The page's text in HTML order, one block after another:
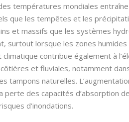
températures mondiales
que les tempêtes et les
et massifs que les systèmes
surtout lorsque les zones
climatique contribue également à
et fluviales, notamment
tampons naturelles.
perte des capacités d’absorption
d’inondations.